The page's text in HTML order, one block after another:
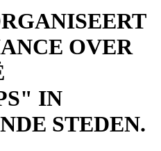
OVER
IN
STEDEN.